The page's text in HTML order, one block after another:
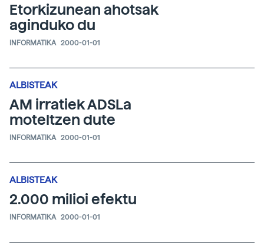
Etorkizunean ahotsak
aginduko du
INFORMATIKA 2000-01-01
ALBISTEAK
AM irratiek ADSLa
moteltzen dute
INFORMATIKA 2000-01-01
ALBISTEAK
2.000 milioi efektu
INFORMATIKA 2000-01-01